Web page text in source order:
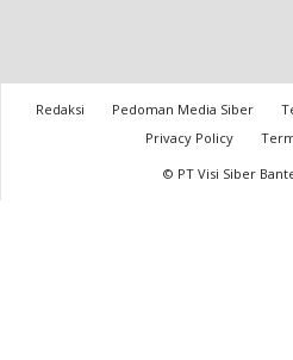
Redaksi Pedoman Media Siber
Privacy Policy
© PT Visi Siber